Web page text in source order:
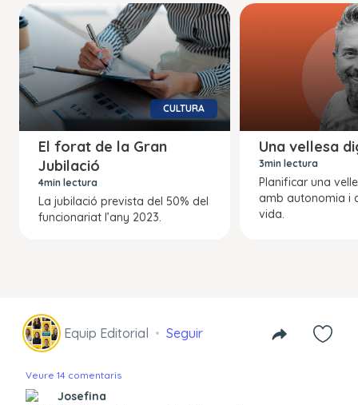
CULTURA
El forat de la Gran
Jubilació
4min lectura
La jubilació prevista del 50% del
funcionariat l’any 2023.
Una vellesa
3min lectura
Planificar una
amb autonomia i
vida.
Equip Editorial Seguir
Veure 14 comentaris
Josefina